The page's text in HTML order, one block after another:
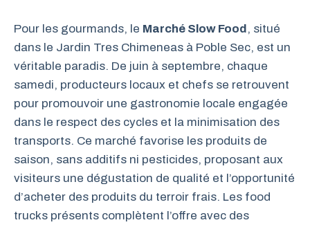
Pour les gourmands, le Marché Slow Food , situé
dans le Jardin Tres Chimeneas à Poble Sec, est un
véritable paradis. De juin à septembre, chaque
samedi, producteurs locaux et chefs se retrouvent
pour promouvoir une gastronomie locale engagée
dans le respect des cycles et la minimisation des
transports. Ce marché favorise les produits de
saison, sans additifs ni pesticides, proposant aux
visiteurs une dégustation de qualité et l’opportunité
d’acheter des produits du terroir frais. Les food
trucks présents complètent l’offre avec des